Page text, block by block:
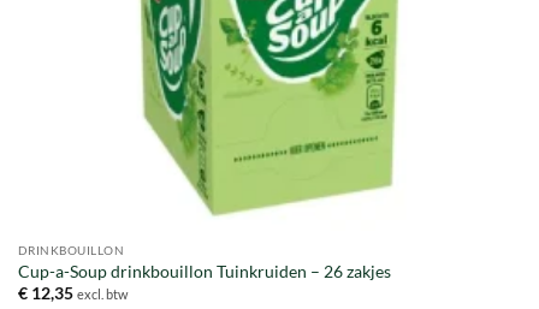
DRINKBOUILLON
Cup-a-Soup drinkbouillon Tuinkruiden – 26 zakjes
€12,35 excl. btw